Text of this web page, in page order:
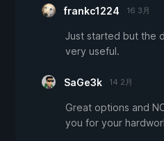
frankc1224 16 3月
Just started but the
very useful.
SaGe3k 14 2月
Great options and
you for your